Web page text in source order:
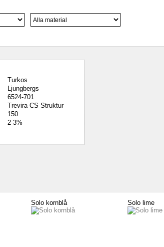
Turkos
Ljungbergs
6524-701
Trevira CS Struktur
150
2-3%
Solo kornblå Solo lime